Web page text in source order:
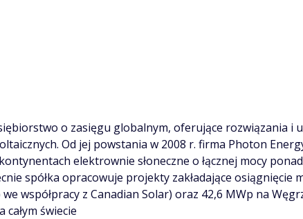
o zasięgu globalnym, oferujące rozwiązania i
Od jej powstania w 2008 r. firma Photon
elektrownie słoneczne o łącznej mocy
spółka opracowuje projekty zakładające osiągnięcie
współpracy z Canadian Solar) oraz 42,6 MWp na
świecie